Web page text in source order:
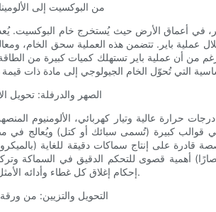
1. من البوكسيت إلى
في أعماق الأرض حيث يُستخرج خام البوكسيت.
عملية باير. تتضمن هذه العملية سحق الخام،
من أن عملية باير تستهلك كميات كبيرة من الطاقة
2. الصهر والدرفلة: تحويل
حرارة عالية وتيار كهربائي، الألومنيوم
قوالب كبيرة (تُسمى سبائك أو كتل) ويُعالج في
قادرة على إنتاج سماكات دقيقة للغاية
أهمية قصوى للتحكم الدقيق في السماكة
إحكام إغلاق كل غطاء وأدائه الأمثل في خطوط التعبئة.
3. التحويل والتزيين: من